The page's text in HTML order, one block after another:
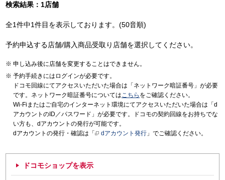
検索結果：1店舗
全1件中1件目を表示しております。(50音順)
予約申込する店舗/購入商品受取り店舗を選択してください。
申し込み後に店舗を変更することはできません。
予約手続きにはログインが必要です。
ドコモ回線にてアクセスいただいた場合は「ネットワーク暗証番号」が必要
です。ネットワーク暗証番号についてはこちら をご確認ください。
Wi-Fiまたはご自宅のインターネット環境にてアクセスいただいた場合は「d
アカウントのID／パスワード」が必要です。ドコモの契約回線をお持ちでな
い方も、dアカウントの発行が可能です。
dアカウントの発行・確認は「
dアカウント発行 」でご確認ください。
ドコモショップを表示